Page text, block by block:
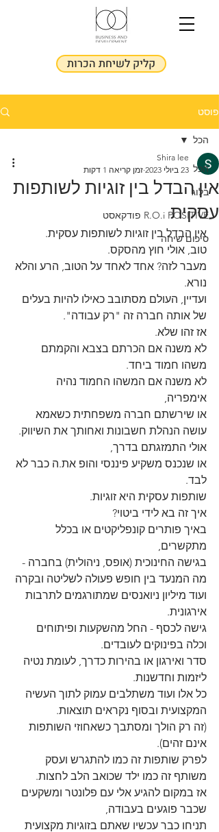
קליק לשיחת הכרות
פוסט
הכל
בלוג
R.O.i POSITIVE פודקאסט
סיכום שיחה
הכל
אין הבדל בין זוגיות לשותפות
עסקית
Shira lee
23 ביולי 2023
זמן קריאה 1 דקות
אין הבדל בין זוגיות לשותפות עסקית.
טוב, אולי חוץ מהסקס.
מעבר לזה? אחד לאחד על הטוב, הרע והלא
נורא.
ועדיין, העולם מסתובב כאילו להיות בעלים
של אותה חברה זה "רק עבודה".
אז זהו שלא.
לא משנה אם הכרתם בצבא והקמתם
משהו חמוד ביחד.
לא משנה אם המשהו החמוד נהיה
אימפריה,
או שירשתם חברה משפחתית כשאמא
עושה הנהלת חשבונות ואחותך את השיווק.
אולי התמזגתם בדרך,
או שנכנס משקיע פיננסי והופ את.ה כבר לא
לבד.
שותפות עסקית היא זוגיות.
איך זה בא לידי ביטוי?
באיך פותרים קונפליקטים או בכלל
מתקשרים,
בגישה החינוכית (אופס, ניהולית) בחברה -
מה המנעד בין חופש פעולה לשליטה ובקרה
ועוד מיליון ניואנסים שמתורגמים לתרבות
אירגונית.
גישה לכסף - החל מהשקעות ופיתוחים
וכלה בפינוקים לעובדים.
סדר ואירגון או בהירות כדרך, לעומת נטיה
ליזמות וחדשנות.
כל אלו ועוד משתלבים עמוק לתוך העשיה
המקצועית ובסוף נקראים תוצאות.
(זה רק הולך ומסתבך כשאחוזי השותפות
אינם זהים).
לפרק שותפות זה כמו להתגרש ועסק
משותף זה כמו ילד שכואב הלב לחצות.
אז במקום להגיע אלי עם פלונטר ומשקעים
שכבר פוגעים בעבודה,
תניחו כבר עכשיו שאתם בזוגיות מקצועית